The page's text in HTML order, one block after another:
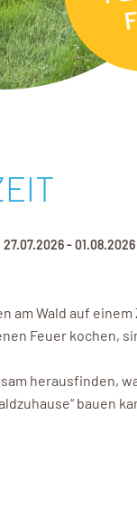
27.07.2026- 01.08.2026
am Wald auf einem
Feuer kochen,
herausfinden,
bauen